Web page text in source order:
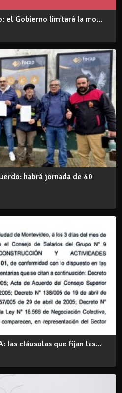
el Gobierno limitará la mo...
habrá jornada de 40
las cláusulas que fijan las...